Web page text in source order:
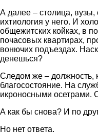
А далее – столица,
ихтиология у него. И
общежитских койках, в
почасовых квартирах,
вонючих подъездах.
денешься?
Следом же – должность,
благосостояние. На
икроносными осетрами.
А как бы снова? И по
Но нет ответа.